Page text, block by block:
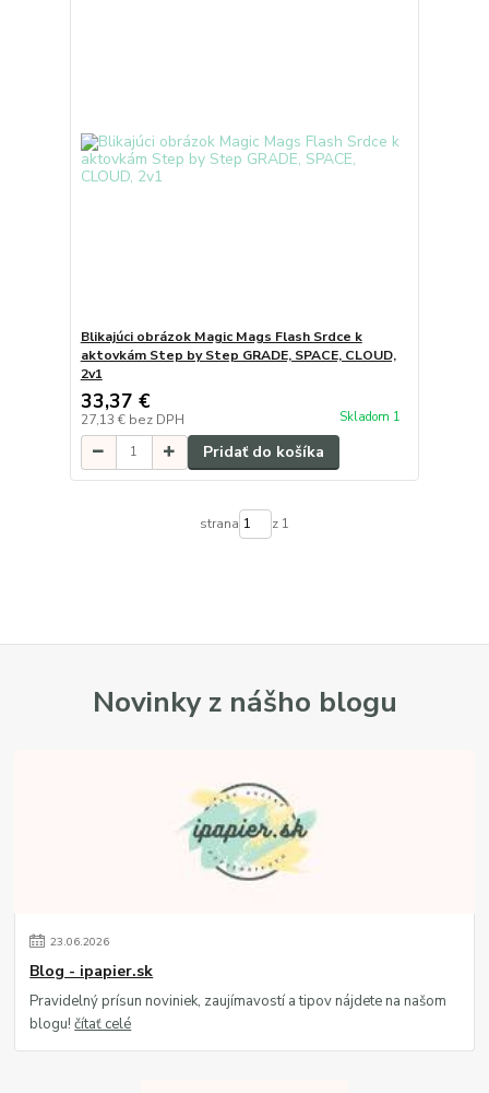
Blikajúci obrázok Magic Mags Flash Srdce k
aktovkám Step by Step GRADE, SPACE, CLOUD,
2v1
33,37 €
27,13 € bez DPH Skladom 1
Pridať do košíka
strana z 1
Novinky z nášho blogu
23.06.2026
Blog - ipapier.sk
Pravidelný prísun noviniek, zaujímavostí a tipov nájdete na našom
blogu!čítať celé